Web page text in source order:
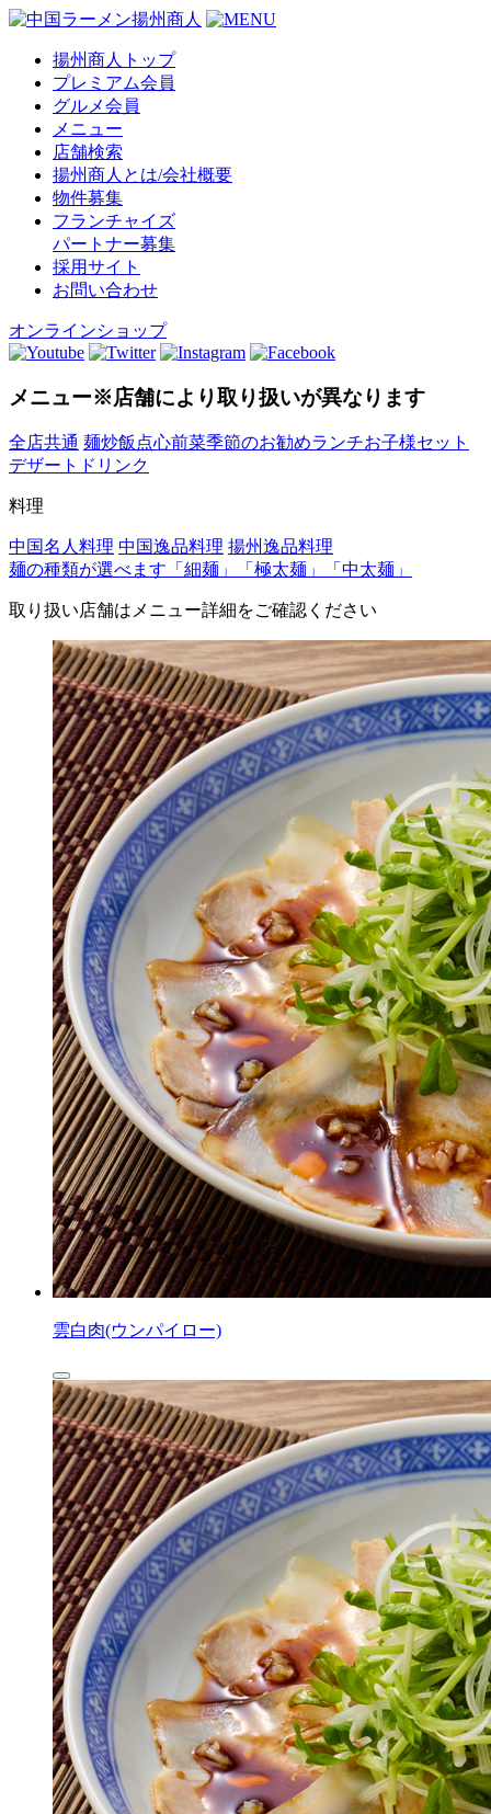
揚州商人トップ
プレミアム会員
グルメ会員
メニュー
店舗検索
揚州商人とは/会社概要
物件募集
フランチャイズ
パートナー募集
採用サイト
お問い合わせ
オンラインショップ
メニュー※店舗により取り扱いが異なります
全店共通 麺炒飯 点心前菜季節のお勧めランチお子様セット
デザート ドリンク
料理
中国名人料理 中国逸品料理 揚州逸品料理
麺の種類が選べます「細麺」「極太麺」「中太麺」
取り扱い店舗はメニュー詳細をご確認ください
雲白肉(ウンパイロー)